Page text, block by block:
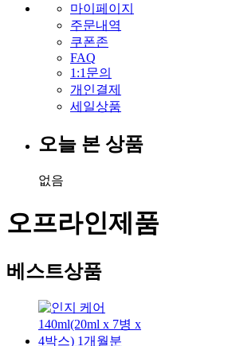
마이페이지
주문내역
쿠폰존
FAQ
1:1문의
개인결제
세일상품
오늘 본 상품
없음
오프라인제품
베스트상품